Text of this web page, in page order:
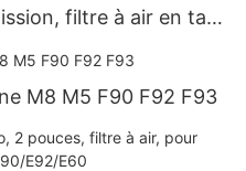
filtre à air en tas
M8 M5 F90 F92 F93